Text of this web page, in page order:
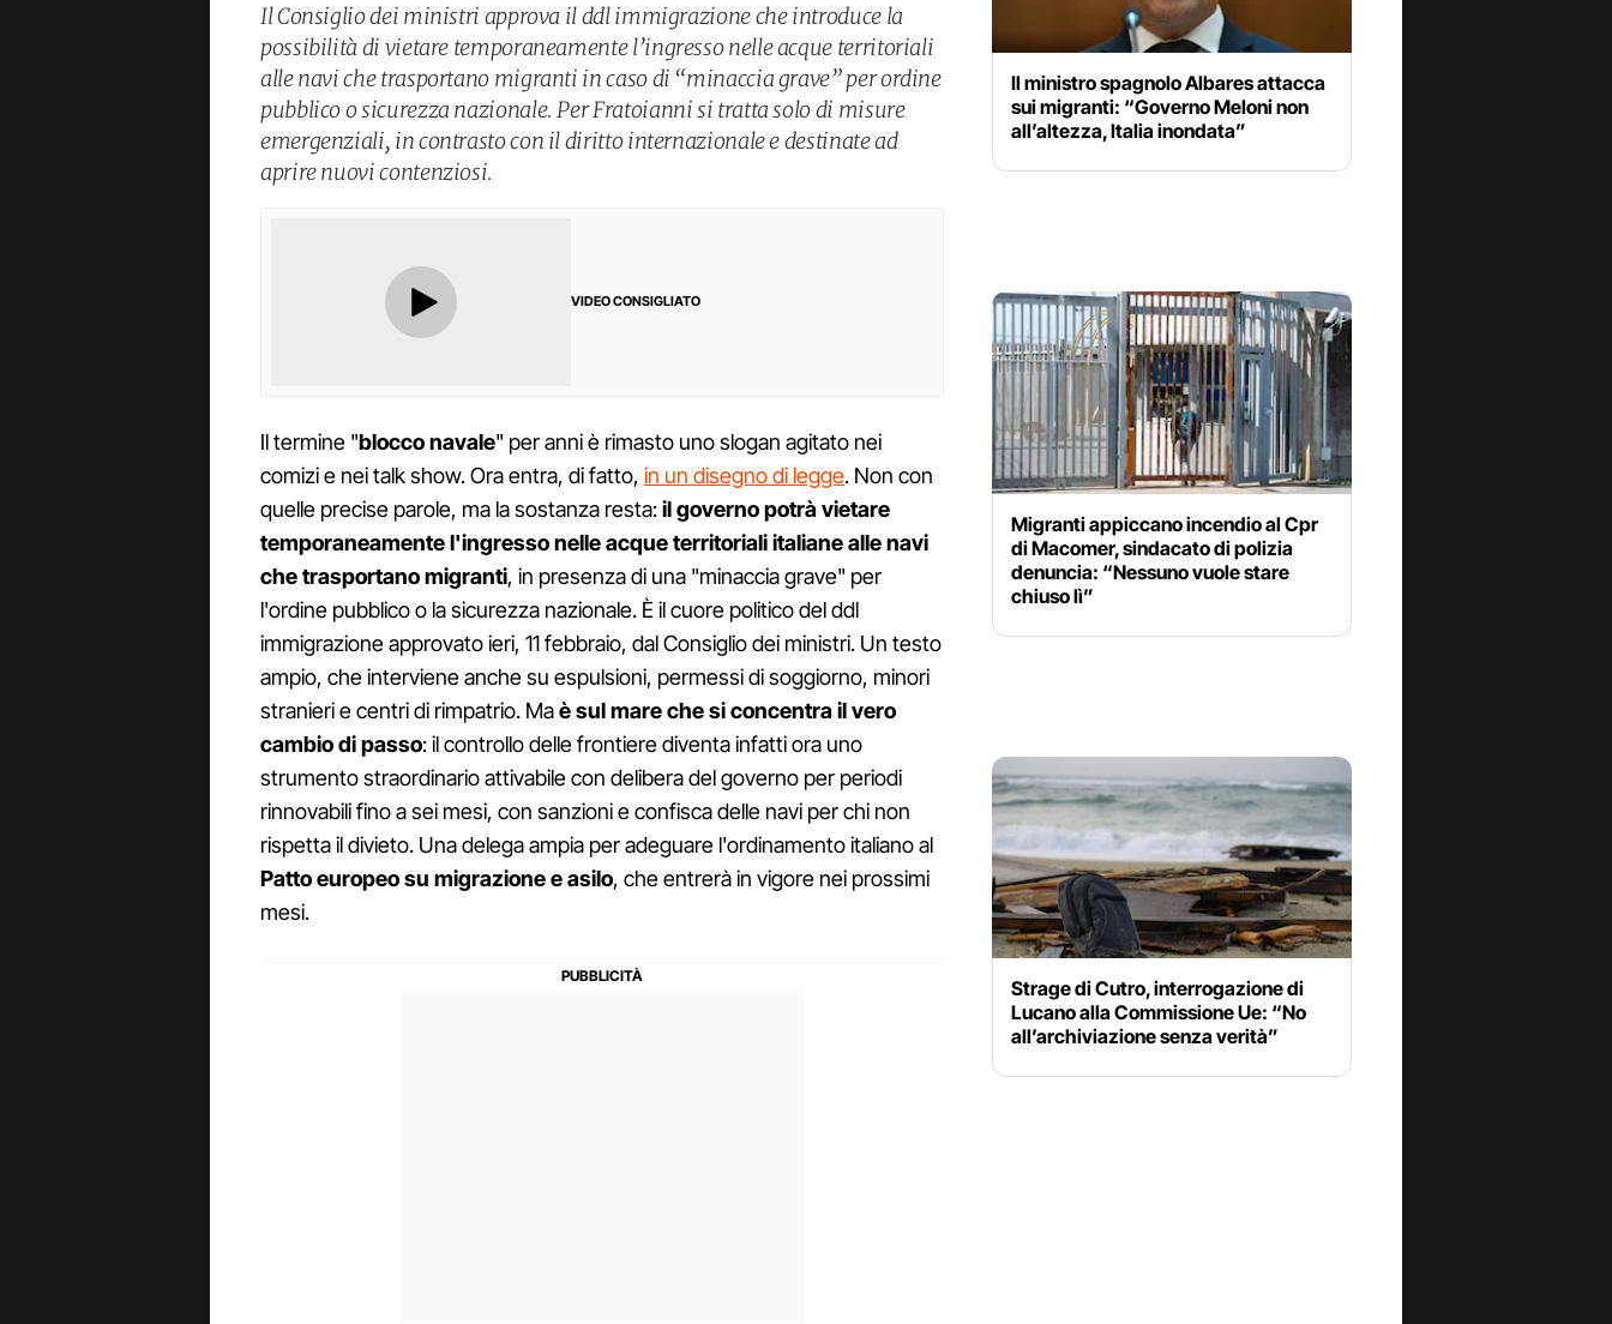
Il Consiglio dei ministri approva il ddl immigrazione che introduce la
possibilità di vietare temporaneamente l’ingresso nelle acque territoriali
alle navi che trasportano migranti in caso di “minaccia grave” per ordine
pubblico o sicurezza nazionale. Per Fratoianni si tratta solo di misure
emergenziali, in contrasto con il diritto internazionale e destinate ad
aprire nuovi contenziosi.
VIDEO CONSIGLIATO
Il termine "blocco navale" per anni è rimasto uno slogan agitato nei
comizi e nei talk show. Ora entra, di fatto, in un disegno di legge. Non con
quelle precise parole, ma la sostanza resta:il governo potrà vietare
temporaneamente l'ingresso nelle acque territoriali italiane alle navi
che trasportano migranti, in presenza di una "minaccia grave" per
l'ordine pubblico o la sicurezza nazionale. È il cuore politico del ddl
immigrazione approvato ieri, 11 febbraio, dal Consiglio dei ministri. Un testo
ampio, che interviene anche su espulsioni, permessi di soggiorno, minori
stranieri e centri di rimpatrio. Maè sul mare che si concentra il vero
cambio di passo: il controllo delle frontiere diventa infatti ora uno
strumento straordinario attivabile con delibera del governo per periodi
rinnovabili fino a sei mesi, con sanzioni e confisca delle navi per chi non
rispetta il divieto. Una delega ampia per adeguare l'ordinamento italiano al
Patto europeo su migrazione e asilo, che entrerà in vigore nei prossimi
mesi.
Il ministro spagnolo Albares attacca
sui migranti: “Governo Meloni non
all’altezza, Italia inondata”
Migranti appiccano incendio al Cpr
di Macomer, sindacato di polizia
denuncia: “Nessuno vuole stare
chiuso lì”
Strage di Cutro, interrogazione di
Lucano alla Commissione Ue: “No
all’archiviazione senza verità”